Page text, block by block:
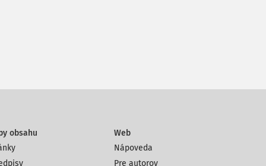
obsahu
Web
Nápoveda
Pre autorov